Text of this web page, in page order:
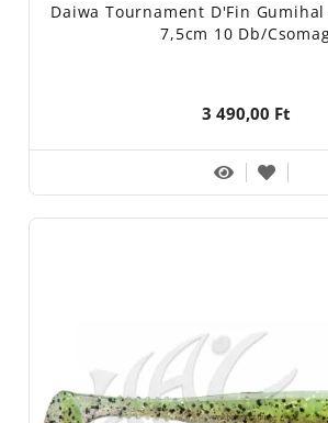
Daiwa Tournament D'Fin Gumihal
7,5cm 10 Db/
3 490,00 Ft